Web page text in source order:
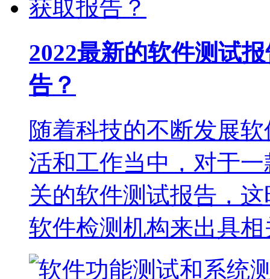
2022最新的软件测试
告？
随着科技的不断发展
活和工作当中，对于
关的软件测试报告，
软件检测机构来出具